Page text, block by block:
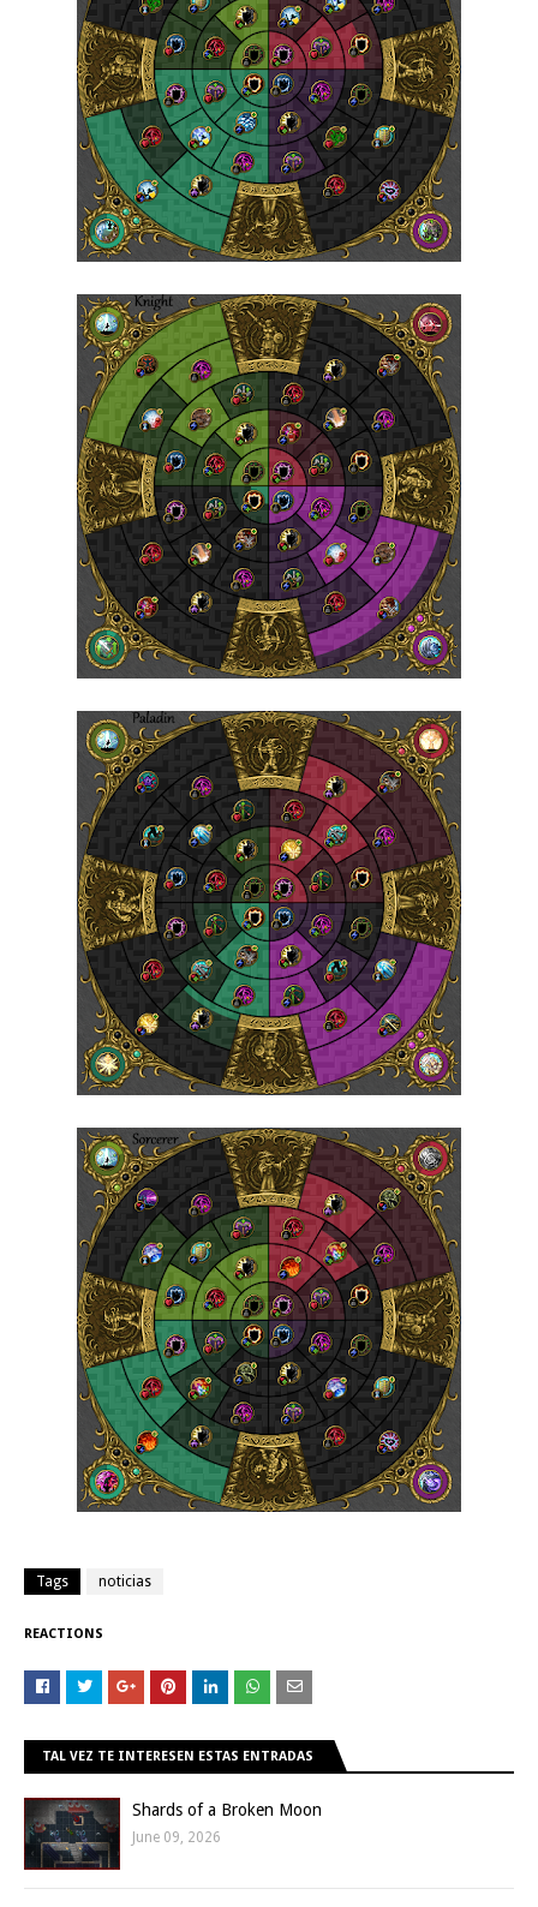
Tags noticias
REACTIONS
TAL VEZ TE INTERESEN ESTAS ENTRADAS
Shards of a Broken Moon
June 09, 2026